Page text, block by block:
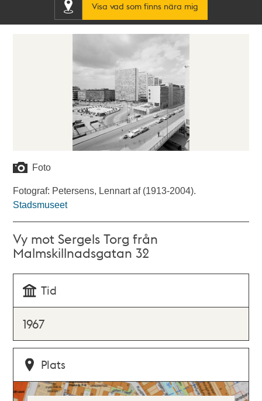
Visa vad som finns nära mig
Foto
Fotograf: Petersens, Lennart af (1913-2004).
Stadsmuseet
Vy mot Sergels Torg från
Malmskillnadsgatan 32
Tid
1967
Plats